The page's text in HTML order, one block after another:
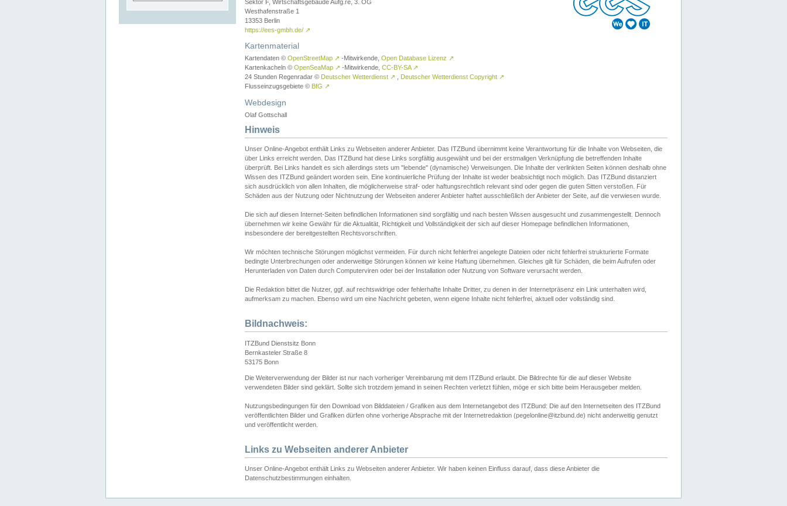
Sektor F, Wirtschaftsgebäude Aufg.re, 3. OG
Westhafenstraße 1
13353 Berlin
https://ees-gmbh.de/ ↗
Kartenmaterial
Kartendaten © OpenStreetMap ↗ -Mitwirkende, Open Database Lizenz ↗
Kartenkacheln © OpenSeaMap ↗ -Mitwirkende, CC-BY-SA ↗
24 Stunden Regenradar © Deutscher Wetterdienst ↗ Deutscher Wetterdienst Copyright ↗
Flusseinzugsgebiete © BfG ↗
Webdesign
Olaf Gottschall
Hinweis
Unser Online-Angebot enthält Links zu Webseiten anderer Anbieter. Das ITZBund übernimmt keine Verantwortung für die Inhalte von Webseiten, die
über Links erreicht werden. Das ITZBund hat diese Links sorgfältig ausgewählt und bei der erstmaligen Verknüpfung die betreffenden Inhalte
überprüft. Bei Links handelt es sich allerdings stets um "lebende" (dynamische) Verweisungen. Die Inhalte der verlinkten Seiten können deshalb ohne
Wissen des ITZBund geändert worden sein. Eine kontinuierliche Prüfung der Inhalte ist weder beabsichtigt noch möglich. Das ITZBund distanziert
sich ausdrücklich von allen Inhalten, die möglicherweise straf- oder haftungsrechtlich relevant sind oder gegen die guten Sitten verstoßen. Für
Schäden aus der Nutzung oder Nichtnutzung der Webseiten anderer Anbieter haftet ausschließlich der Anbieter der Seite, auf die verwiesen wurde.
Die sich auf diesen Internet-Seiten befindlichen Informationen sind sorgfältig und nach besten Wissen ausgesucht und zusammengestellt. Dennoch
übernehmen wir keine Gewähr für die Aktualität, Richtigkeit und Vollständigkeit der sich auf dieser Homepage befindlichen Informationen,
insbesondere der bereitgestellten Rechtsvorschriften.
Wir möchten technische Störungen möglichst vermeiden. Für durch nicht fehlerfrei angelegte Dateien oder nicht fehlerfrei strukturierte Formate
bedingte Unterbrechungen oder anderweitige Störungen können wir keine Haftung übernehmen. Gleiches gilt für Schäden, die beim Aufrufen oder
Herunterladen von Daten durch Computerviren oder bei der Installation oder Nutzung von Software verursacht werden.
Die Redaktion bittet die Nutzer, ggf. auf rechtswidrige oder fehlerhafte Inhalte Dritter, zu denen in der Internetpräsenz ein Link unterhalten wird,
aufmerksam zu machen. Ebenso wird um eine Nachricht gebeten, wenn eigene Inhalte nicht fehlerfrei, aktuell oder vollständig sind.
Bildnachweis:
ITZBund Dienstsitz Bonn
Bernkasteler Straße 8
53175 Bonn
Die Weiterverwendung der Bilder ist nur nach vorheriger Vereinbarung mit dem ITZBund erlaubt. Die Bildrechte für die auf dieser Website
verwendeten Bilder sind geklärt. Sollte sich trotzdem jemand in seinen Rechten verletzt fühlen, möge er sich bitte beim Herausgeber melden.
Nutzungsbedingungen für den Download von Bilddateien / Grafiken aus dem Internetangebot des ITZBund: Die auf den Internetseiten des ITZBund
veröffentlichten Bilder und Grafiken dürfen ohne vorherige Absprache mit der Internetredaktion (pegelonline@itzbund.de) nicht anderweitig genutzt
und veröffentlicht werden.
Links zu Webseiten anderer Anbieter
Unser Online-Angebot enthält Links zu Webseiten anderer Anbieter. Wir haben keinen Einfluss darauf, dass diese Anbieter die
Datenschutzbestimmungen einhalten.